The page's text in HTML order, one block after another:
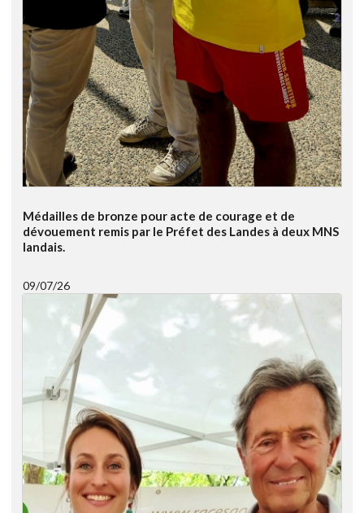
Médailles de bronze pour acte de courage et de
dévouement remis par le Préfet des Landes à deux MNS
landais.
09/07/26